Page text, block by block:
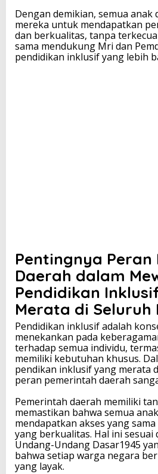
L
e
b
i
h
Dengan demikian, semua
mereka untuk mendapatkan
dan berkualitas, tanpa
sama mendukung Mri dan
pendidikan inklusif yang lebih
Pentingnya Peran
Daerah dalam
Pendidikan
Merata di Seluruh
Pendidikan inklusif adalah
menekankan pada
terhadap semua individu,
memiliki kebutuhan khusus.
pendikan inklusif yang merata
peran pemerintah daerah
Pemerintah daerah memiliki
memastikan bahwa semua
mendapatkan akses yang
yang berkualitas. Hal ini sesuai
Undang-Undang Dasar1945
bahwa setiap warga negara
yang layak.